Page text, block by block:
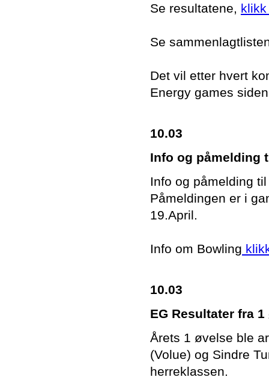
Se resultatene, klikk
Se
Det vil etter hvert
Energy games
10.03
Info og påmelding
Info og påmelding
Påmeldingen er i
19.April.
Info om Bowling
10.03
EG Resultater fra
Årets 1 øvelse ble
(Volue) og Sindre
herreklassen.